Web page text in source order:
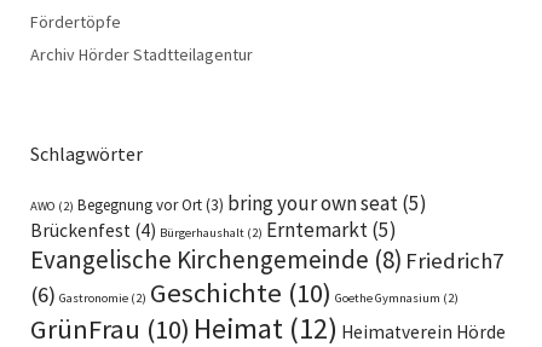
Fördertöpfe
Archiv Hörder Stadtteilagentur
Schlagwörter
AWO (2) Begegnung vor Ort(3) bring your own seat(5)
Brückenfest (4) Bürgerhaushalt (2) Erntemarkt(5)
Evangelische Kirchengemeinde (8) Friedrich7
(6) Gastronomie (2) Geschichte (10) Goethe Gymnasium (2)
GrünFrau (10) Heimat (12) Heimatverein Hörde